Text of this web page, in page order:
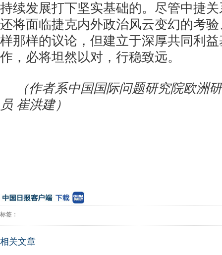
持续发展打下坚实基础的。尽管中捷
还将面临捷克内外政治风云变幻的考
样那样的议论，但建立于深厚共同利
作，必将坦然以对，行稳致远。
（作者系中国国际问题研究院欧洲
员 崔洪建）
标签：
相关文章